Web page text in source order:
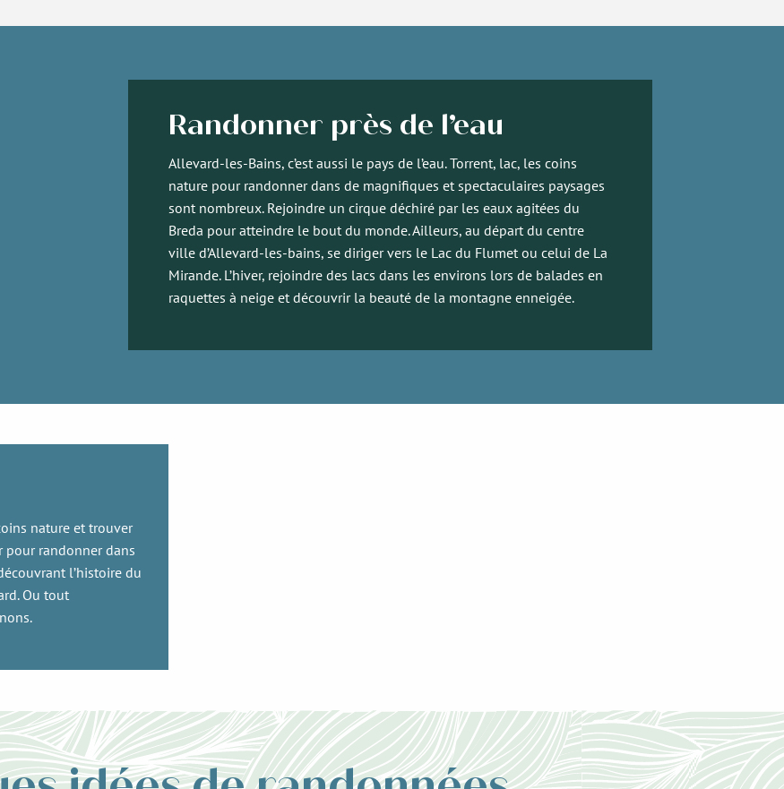
Randonner près de l’eau
Allevard-les-Bains, c’est aussi le pays de l’eau. Torrent, lac, les coins
nature pour randonner dans de magnifiques et spectaculaires paysages
sont nombreux. Rejoindre un cirque déchiré par les eaux agitées du
Breda pour atteindre le bout du monde. Ailleurs, au départ du centre
ville d’Allevard-les-bains, se diriger vers le Lac du Flumet ou celui de La
Mirande. L’hiver, rejoindre des lacs dans les environs lors de balades en
raquettes à neige et découvrir la beauté de la montagne enneigée.
nature et trouver
pour randonner dans
l’histoire du
Ou tout